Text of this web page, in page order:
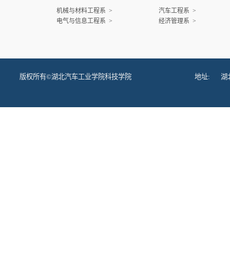
机械与材料工程系 >
电气与信息工程系 >
汽车工程系 >
经济管理系 >
版权所有©湖北汽车工业学院科技学院 地址: 湖